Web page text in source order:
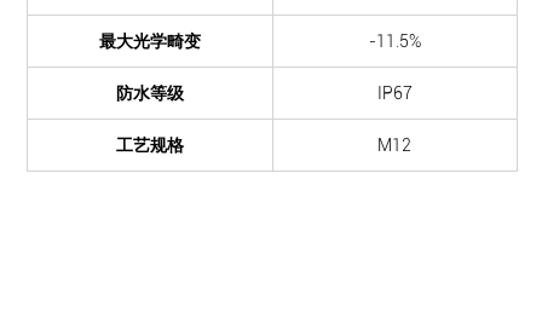
最大光学畸变 -11.5%
防水等级 IP67
工艺规格 M12